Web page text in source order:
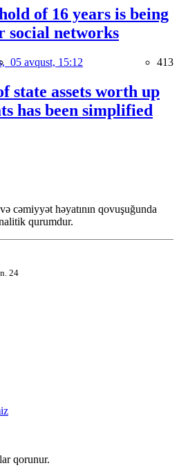
of 16 years is being
social networks
05 avqust, 15:12 413
state assets worth up
has been simplified
cəmiyyət həyatının qovuşuğunda
qurumdur.
24
qorunur.